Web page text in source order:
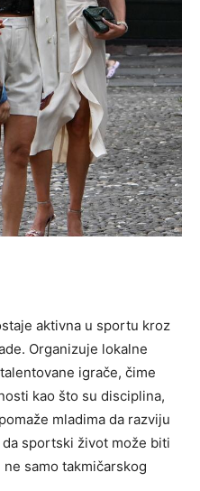
aktivna u sportu kroz
Organizuje lokalne
igrače, čime
kao što su disciplina,
mladima da razviju
sportski život može biti
samo takmičarskog